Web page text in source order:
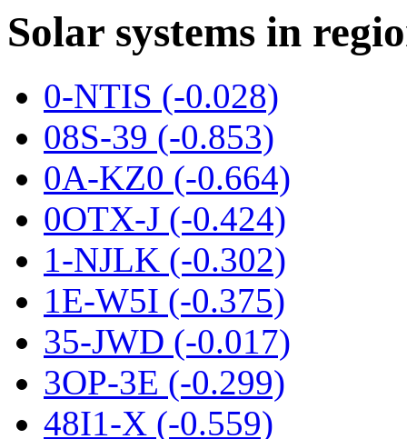
Solar systems in
0-NTIS (-0.028)
08S-39 (-0.853)
0A-KZ0 (-0.664)
0OTX-J (-0.424)
1-NJLK (-0.302)
1E-W5I (-0.375)
35-JWD (-0.017)
3OP-3E (-0.299)
48I1-X (-0.559)